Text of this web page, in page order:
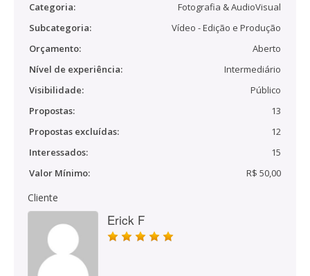
Categoria:
Fotografia & AudioVisual
Subcategoria:
Vídeo - Edição e Produção
Orçamento:
Aberto
Nível de experiência:
Intermediário
Visibilidade:
Público
Propostas:
13
Propostas excluídas:
12
Interessados:
15
Valor Mínimo:
R$ 50,00
Cliente
Erick F